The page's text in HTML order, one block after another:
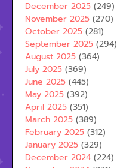
December 2025 (249)
November 2025 (270)
October 2025 (281)
September 2025 (294)
August 2025 (364)
July 2025 (369)
June 2025 (445)
May 2025 (392)
April 2025 (351)
March 2025 (389)
February 2025 (312)
January 2025 (329)
December 2024 (224)